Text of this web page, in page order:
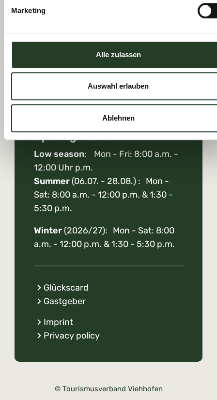
Marketing
Alle zulassen
Auswahl erlauben
Ablehnen
See you
soon!
Opening hours
Low season: Mon - Fri: 8:00 a.m. -
12:00 Uhr p.m.
Summer (06.07. - 28.08.) : Mon -
Sat: 8:00 a.m. - 12:00 p.m. & 1:30 -
5:30 p.m.
Winter (2026/27): Mon - Sat: 8:00
a.m. - 12:00 p.m. & 1:30 - 5:30 p.m.
Glückscard
Gastgeber
Imprint
Privacy policy
© Tourismusverband Viehhofen